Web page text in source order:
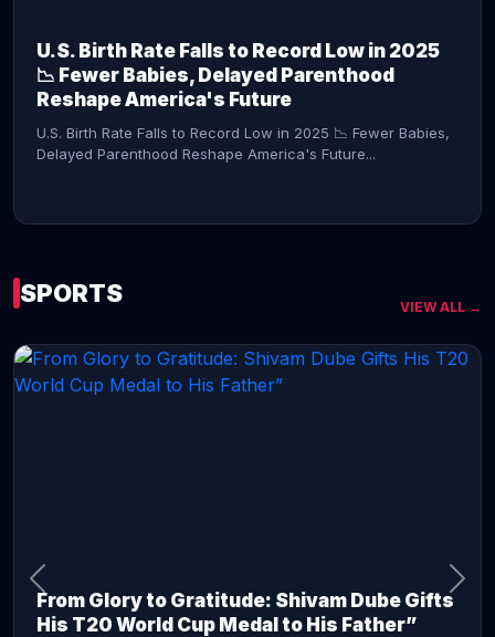
U.S. Birth Rate Falls to Record Low in 2025
📉 Fewer Babies, Delayed Parenthood
Reshape America's Future
U.S. Birth Rate Falls to Record Low in 2025 📉 Fewer Babies,
Delayed Parenthood Reshape America's Future...
SPORTS VIEW ALL →
From Glory to Gratitude: Shivam Dube Gifts
His T20 World Cup Medal to His Father”